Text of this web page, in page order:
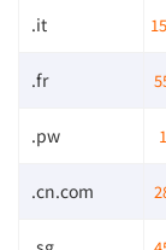
.it
.fr
.pw
.cn.com